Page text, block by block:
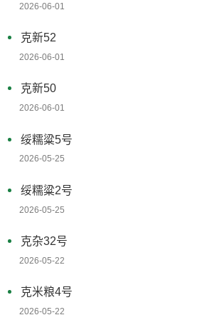
2026-06-01
克新52
2026-06-01
克新50
2026-06-01
绥糯粱5号
2026-05-25
绥糯粱2号
2026-05-25
克杂32号
2026-05-22
克米粮4号
2026-05-22